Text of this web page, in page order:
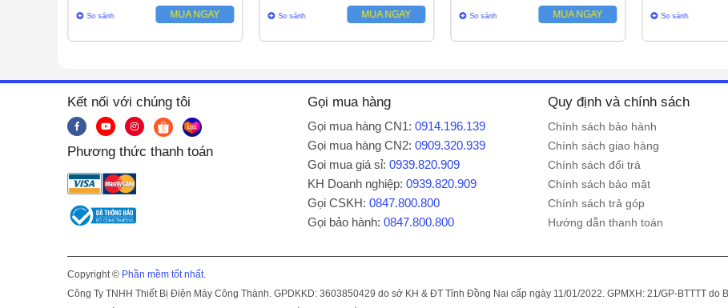
So sánh MUA NGAY So sánh MUA NGAY So sánh MUA NGAY So sánh
Kết nối với chúng tôi
Phương thức thanh toán
Gọi mua hàng
Gọi mua hàng CN1: 0914.196.139
Gọi mua hàng CN2: 0909.320.939
Gọi mua giá sỉ: 0939.820.909
KH Doanh nghiệp: 0939.820.909
Gọi CSKH: 0847.800.800
Gọi bảo hành: 0847.800.800
Quy định và chính sách
Chính sách bảo hành
Chính sách giao hàng
Chính sách đổi trả
Chính sách bảo mật
Chính sách trả góp
Hướng dẫn thanh toán
Copyright © Phần mềm tốt nhất.
Công Ty TNHH Thiết Bị Điện Máy Công Thành. GPDKKD: 3603850429 do sở KH & ĐT Tỉnh Đồng Nai cấp ngày 11/01/2022. GPMXH: 21/GP-BTTTT do